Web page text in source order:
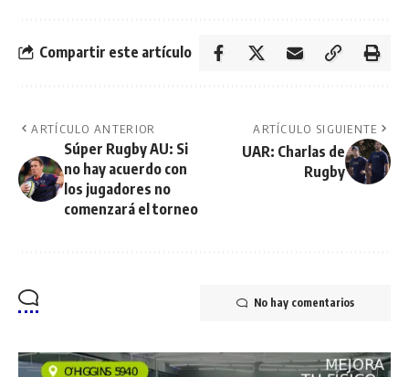
Compartir este artículo
ARTÍCULO ANTERIOR
Súper Rugby AU: Si
no hay acuerdo con
los jugadores no
comenzará el torneo
ARTÍCULO SIGUIENTE
UAR: Charlas de
Rugby
No hay comentarios